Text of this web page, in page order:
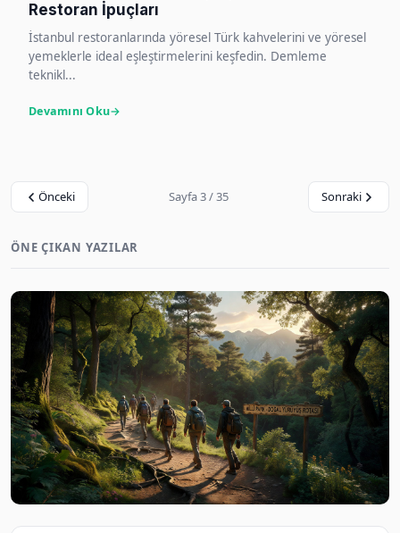
Restoran İpuçları
İstanbul restoranlarında yöresel Türk kahvelerini ve yöresel
yemeklerle ideal eşleştirmelerini keşfedin. Demleme
teknikl...
Devamını Oku
Önceki Sayfa 3 / 35 Sonraki
ÖNE ÇIKAN YAZILAR
Türkiye Milli Parklarında Trekking İzinleri ve